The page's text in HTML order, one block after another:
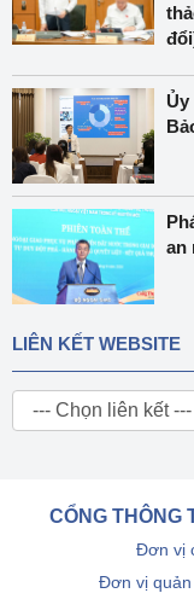
an
LIÊN KẾT WEBSITE
CỔNG THÔNG
Đơn vị
Đơn vị